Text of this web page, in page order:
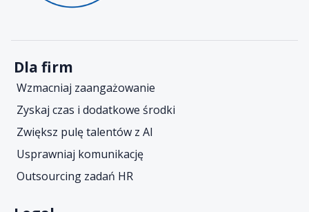
Dla firm
Wzmacniaj zaangażowanie
Zyskaj czas i dodatkowe środki
Zwiększ pulę talentów z AI
Usprawniaj komunikację
Outsourcing zadań HR